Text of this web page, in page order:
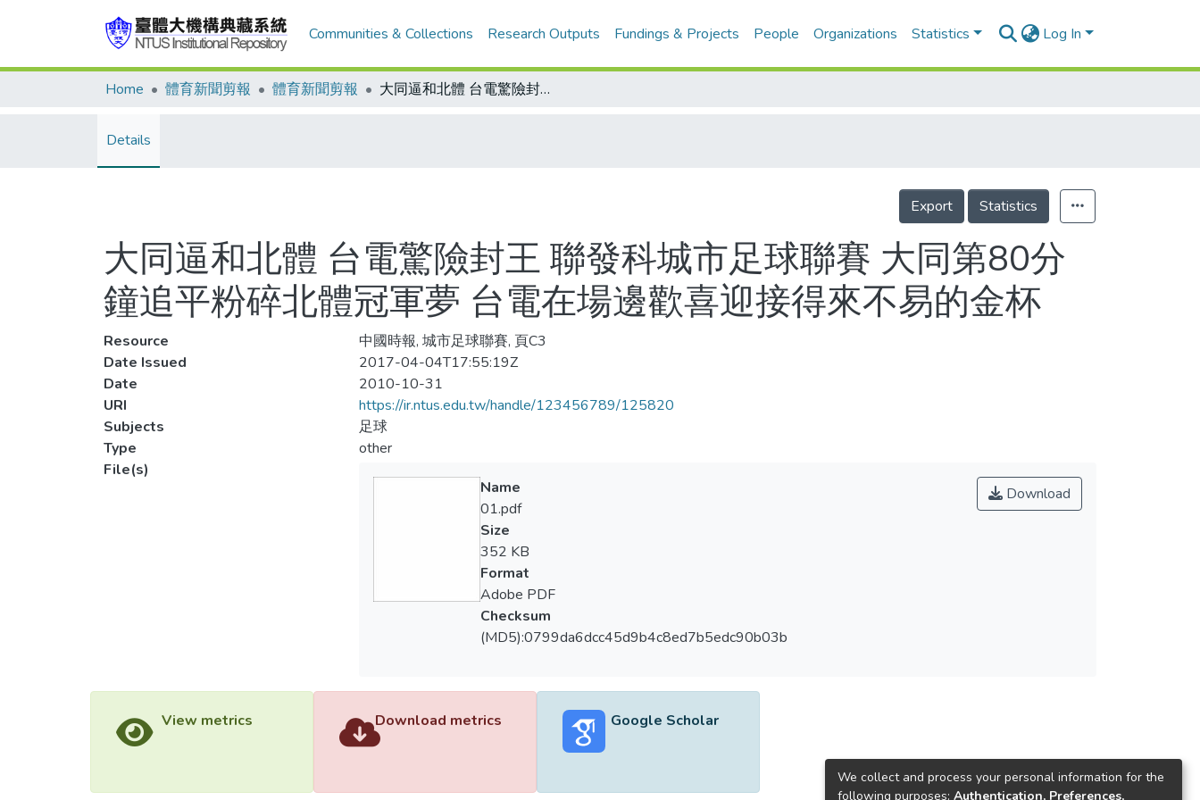
Communities & Collections Research Outputs Fundings & Projects People Organizations Statistics Log In
Home 體育新聞剪報 體育新聞剪報 大同逼和北體 台電驚險封王 聯發科城市足球聯賽 大同第80分鐘追平粉碎北體冠軍夢 台電在場邊歡喜迎接得來不易的金杯
Details
Export Statistics
大同逼和北體 台電驚險封王 聯發科城市足球聯賽 大同第80分
鐘追平粉碎北體冠軍夢 台電在場邊歡喜迎接得來不易的金杯
Resource
中國時報, 城市足球聯賽, 頁C3
Date Issued
2017-04-04T17:55:19Z
Date
2010-10-31
URI
https://ir.ntus.edu.tw/handle/123456789/125820
Subjects
足球
Type
other
File(s)
Download
Name
01.pdf
Size
352 KB
Format
Adobe PDF
Checksum
(MD5):0799da6dcc45d9b4c8ed7b5edc90b03b
View metrics Download metrics Google Scholar
We collect and process your personal information for the
following purposes: Authentication, Preferences,